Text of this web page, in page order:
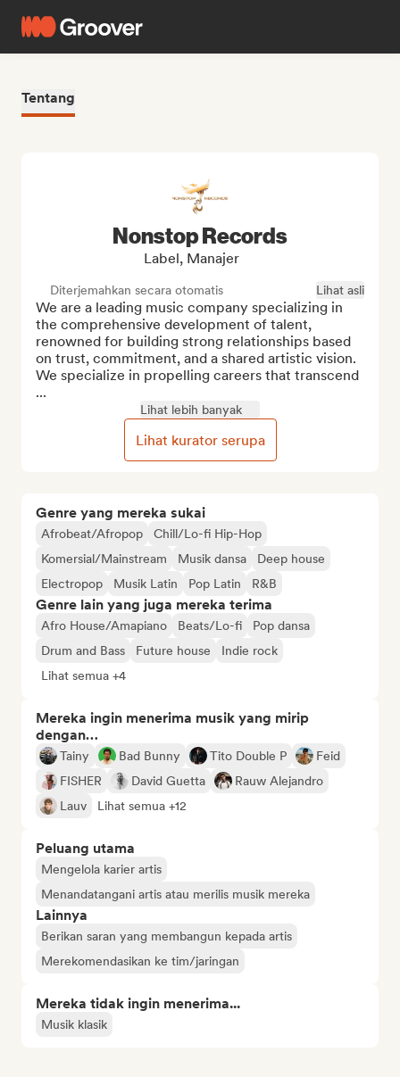
Tentang
Genre yang mereka sukai
Afrobeat/Afropop
Chill/Lo-fi Hip-Hop
Komersial/Mainstream
Musik dansa
Deep house
Electropop
Musik Latin Pop Latin R&B
Genre lain yang juga mereka terima
Afro House/Amapiano Beats/Lo-fi
Pop dansa
Drum and Bass
Future house
Indie rock
Lihat semua +4
Mereka ingin menerima musik yang mirip
dengan…
Tainy Bad Bunny Tito Double P
Feid
FISHER
David Guetta
Rauw Alejandro
Lauv
Lihat semua +12
Peluang utama
Mengelola karier artis
Menandatangani artis atau merilis musik mereka
Lainnya
Berikan saran yang membangun kepada artis
Merekomendasikan ke tim/jaringan
Mereka tidak ingin menerima...
Musik klasik
Nonstop Records
Label, Manajer
Diterjemahkan secara otomatis Lihat asli
We are a leading music company specializing in
the comprehensive development of talent,
renowned for building strong relationships based
on trust, commitment, and a shared artistic vision.
We specialize in propelling careers that transcend
...
Lihat lebih banyak
Lihat kurator serupa